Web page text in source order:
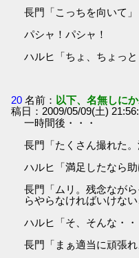
長門「こっちを向いて」
パシャ！パシャ！
ハルヒ「ちょ、ちょっと
20 名前： 以下、名無しに
稿日：2009/05/09(土)
一時間後・・・
長門「たくさん撮れた。
ハルヒ「満足したなら助
長門「ムリ。残念なが
らやらなければいけない
ハルヒ「そ、そんな・・
長門「まぁ適当に頑張れ